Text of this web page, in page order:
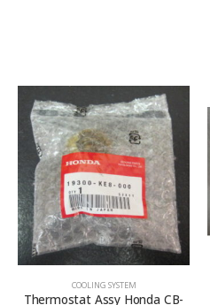
COOLING SYSTEM
Thermostat Assy Honda CB-